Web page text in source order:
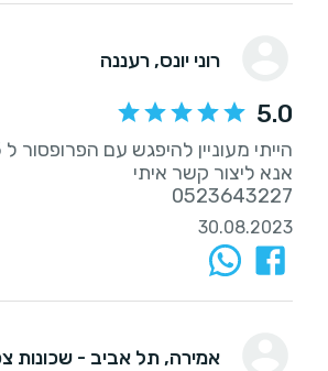
רוני יונס, רעננה
5.0
0523643227
30.08.2023
אמירה, תל אביב - שכונות